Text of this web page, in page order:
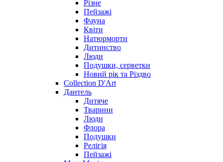
Різне
Пейзажі
Фауна
Квіти
Натюрморти
Дитинство
Люди
Подушки, серветки
Новий рік та Різдво
Collection D'Art
Дантель
Дитяче
Тварини
Люди
Флора
Подушки
Релігія
Пейзажі